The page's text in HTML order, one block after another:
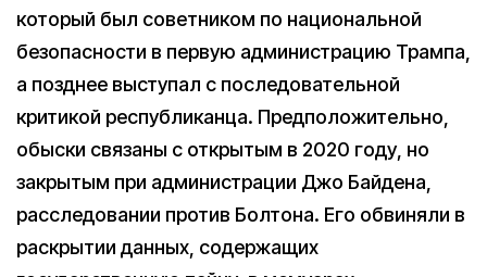
который был советником по национальной
безопасности в первую администрацию Трампа,
а позднее выступал с последовательной
критикой республиканца. Предположительно,
обыски связаны с открытым в 2020 году, но
закрытым при администрации Джо Байдена,
расследовании против Болтона. Его обвиняли в
раскрытии данных, содержащих